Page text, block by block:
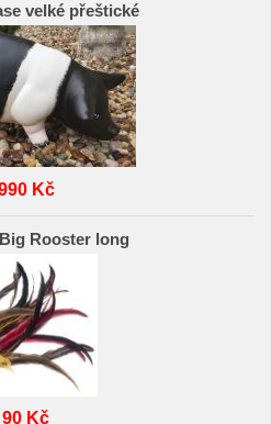
velké přeštické
Kč
Rooster long
90 Kč